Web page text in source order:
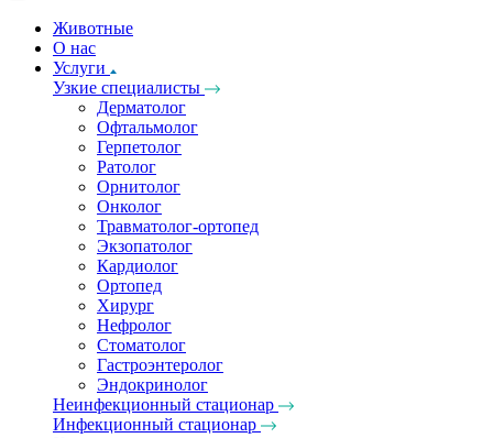
Животные
О нас
Услуги
Узкие специалисты
Дерматолог
Офтальмолог
Герпетолог
Ратолог
Орнитолог
Онколог
Травматолог-ортопед
Экзопатолог
Кардиолог
Ортопед
Хирург
Нефролог
Стоматолог
Гастроэнтеролог
Эндокринолог
Неинфекционный стационар
Инфекционный стационар